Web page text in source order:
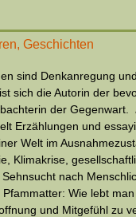
Geschichten
sind Denkanregung
sich die Autorin der
der Gegenwart.
Erzählungen und
Welt im
Klimakrise,
nach
Wie lebt
und Mitgefühl zu